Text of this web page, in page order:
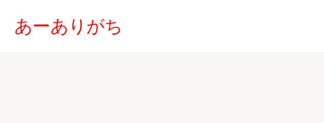
あーありがち